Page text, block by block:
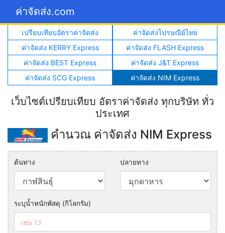
ค่าจัดส่ง.com
เปรียบเทียบอัตราค่าจัดส่ง
ค่าจัดส่งไปรษณีย์ไทย
ค่าจัดส่ง KERRY Express
ค่าจัดส่ง FLASH Express
ค่าจัดส่ง BEST Express
ค่าจัดส่ง J&T Express
ค่าจัดส่ง SCG Express
ค่าจัดส่ง NIM Express
เว็บไซต์เปรียบเทียบ อัตราค่าจัดส่ง ทุกบริษัท ทั่ว
ประเทศ
คำนวณ ค่าจัดส่ง NIM Express
ต้นทาง ปลายทาง
ระบุน้ำหนักพัสดุ (กิโลกรัม)